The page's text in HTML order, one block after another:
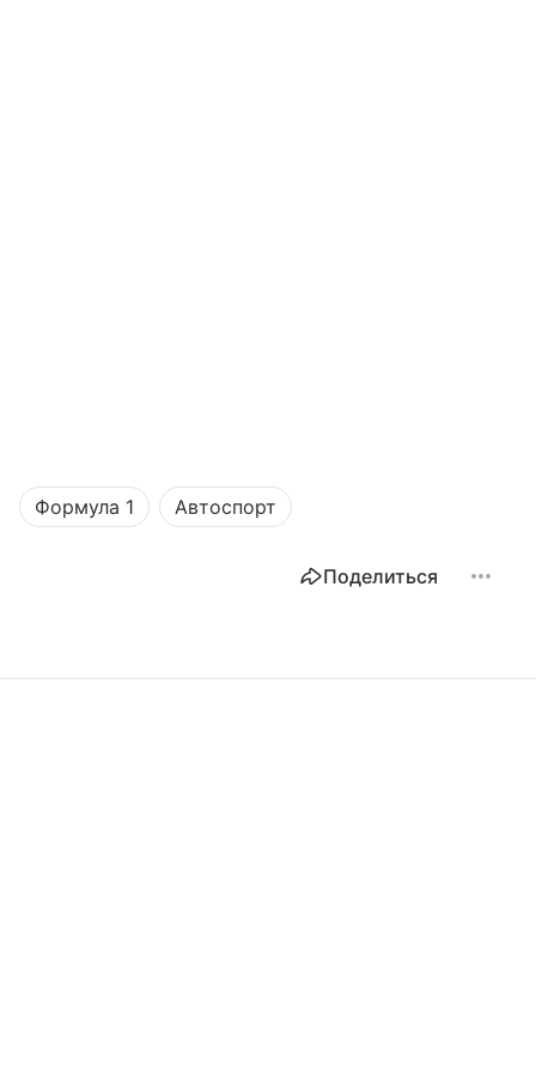
Формула 1 Автоспорт
Поделиться